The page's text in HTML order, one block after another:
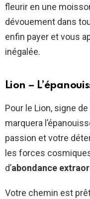
fleurir en une
dévouement dans
enfin payer et vous
inégalée.
Lion –
Pour le Lion, signe
marquera
passion et votre
les forces
d’abondance
Votre chemin est